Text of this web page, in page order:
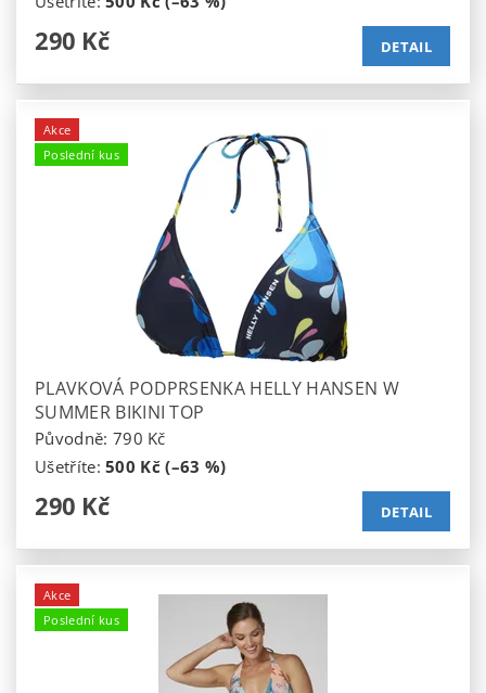
290 Kč DETAIL
Akce
Poslední kus
PLAVKOVÁ PODPRSENKA HELLY HANSEN W
SUMMER BIKINI TOP
Původně: 790 Kč
Ušetříte:500 Kč (–63 %)
290 Kč DETAIL
Akce
Poslední kus